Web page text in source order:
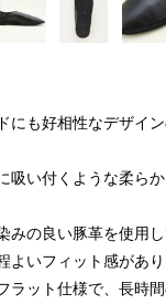
にも好相性なデザイ
吸い付くような柔ら
みの良い豚革を使用し
よいフィット感があり
ラット仕様で、長時